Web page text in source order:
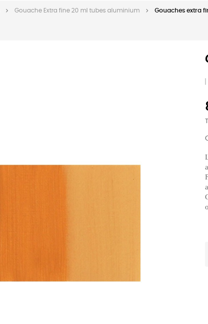
Gouache Extra fine 20 ml tubes aluminium Gouaches extra